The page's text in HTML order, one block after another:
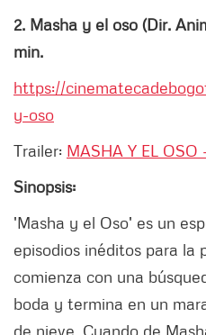
2. Masha y el oso (Dir.
min.
https://
y-oso
Trailer: MASHA Y EL
Sinopsis:
'Masha y el Oso' es un
episodios inéditos para la
comienza con una
boda y termina en un
de nieve. Cuando de